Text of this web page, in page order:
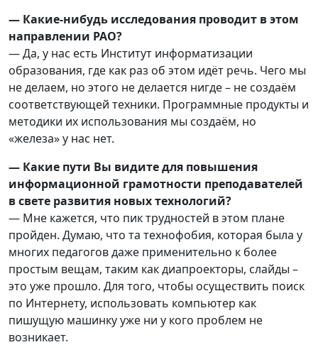
— Какие-нибудь исследования проводит в этом
направлении РАО?
— Да, у нас есть Институт информатизации
образования, где как раз об этом идёт речь. Чего мы
не делаем, но этого не делается нигде – не создаём
соответствующей техники. Программные продукты и
методики их использования мы создаём, но
«железа» у нас нет.
— Какие пути Вы видите для повышения
информационной грамотности преподавателей
в свете развития новых технологий?
— Мне кажется, что пик трудностей в этом плане
пройден. Думаю, что та технофобия, которая была у
многих педагогов даже применительно к более
простым вещам, таким как диапроекторы, слайды –
это уже прошло. Для того, чтобы осуществить поиск
по Интернету, использовать компьютер как
пишущую машинку уже ни у кого проблем не
возникает.